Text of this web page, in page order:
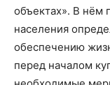
объектах». В нём
населения
обеспечению
перед началом